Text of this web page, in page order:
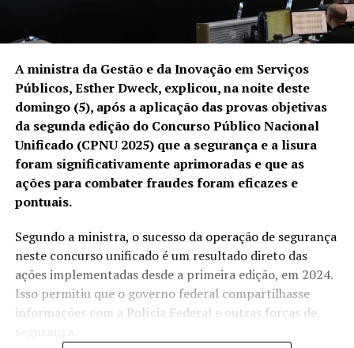
A ministra da Gestão e da Inovação em Serviços
Públicos, Esther Dweck, explicou, na noite deste
domingo (5), após a aplicação das provas objetivas
da segunda edição do Concurso Público Nacional
Unificado (CPNU 2025) que a segurança e a lisura
foram significativamente aprimoradas e que as
ações para combater fraudes foram eficazes e
pontuais.
Segundo a ministra, o sucesso da operação de segurança
neste concurso unificado é um resultado direto das
ações implementadas desde a primeira edição, em 2024.
Isso permitiu que o governo federal compartilhasse
informações com a Polícia Federal e outras forças de